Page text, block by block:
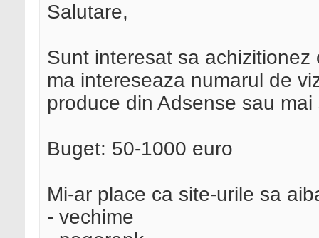
Salutare,
Sunt interesat sa
ma intereseaza numarul de
produce din Adsense sau
Buget: 50-1000 euro
Mi-ar place ca site-urile sa
- vechime